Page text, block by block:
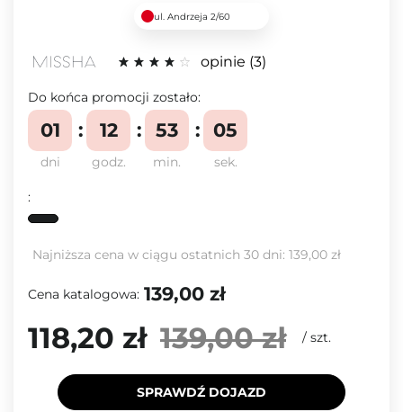
ul. Andrzeja 2/60
opinie 3
Do końca promocji zostało:
dni
01
godz.
12
min.
53
sek.
04
:
Najniższa cena w ciągu ostatnich 30 dni: 139,00 zł
Cena katalogowa: 139,00 zł
118,20 zł 139,00 zł / szt.
SPRAWDŹ DOJAZD